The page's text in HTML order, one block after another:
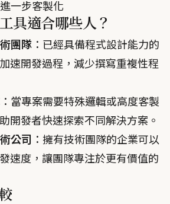
一步客製化
具適合哪些人？
團隊 ：已經具備程式設計能力的
速開發過程，減少撰寫重複性程
：當專案需要特殊邏輯或高度客製
開發者快速探索不同解決方案。
公司 ：擁有技術團隊的企業可以
速度，讓團隊專注於更有價值的